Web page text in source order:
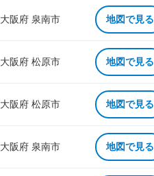
大阪府 泉南市 地図で見る
大阪府 松原市 地図で見る
大阪府 松原市 地図で見る
大阪府 泉南市 地図で見る